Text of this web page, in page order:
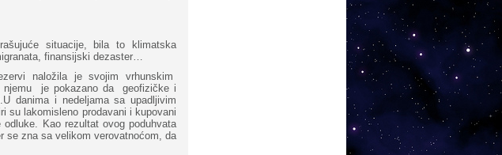
situacije, bila to klimatska
finansijski dezaster…
naložila je svojim vrhunskim
njemu je pokazano da geofizičke i
danima i nedeljama sa upadljivim
su lakomisleno prodavani i kupovani
Kao rezultat ovog poduhvata
se zna sa velikom verovatnoćom, da